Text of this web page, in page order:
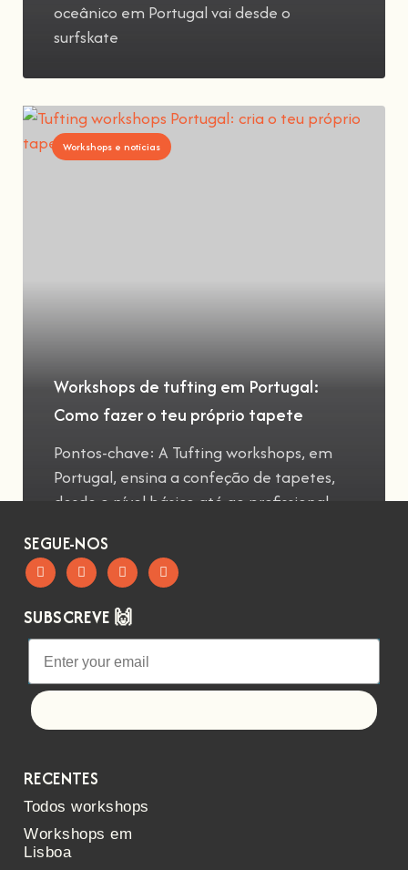
oceânico em Portugal vai desde o
surfskate
Workshops e notícias
Workshops de tufting em Portugal:
Como fazer o teu próprio tapete
Pontos-chave: A Tufting workshops, em
Portugal, ensina a confeção de tapetes,
desde o nível básico até ao profissional
SEGUE-NOS
SUBSCREVE 🙌
RECENTES
Todos workshops
Workshops em
Lisboa